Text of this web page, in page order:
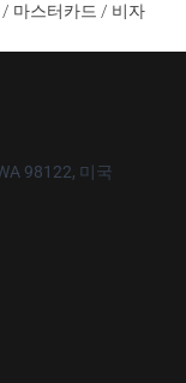
마스터카드 / 비자
98122, 미국